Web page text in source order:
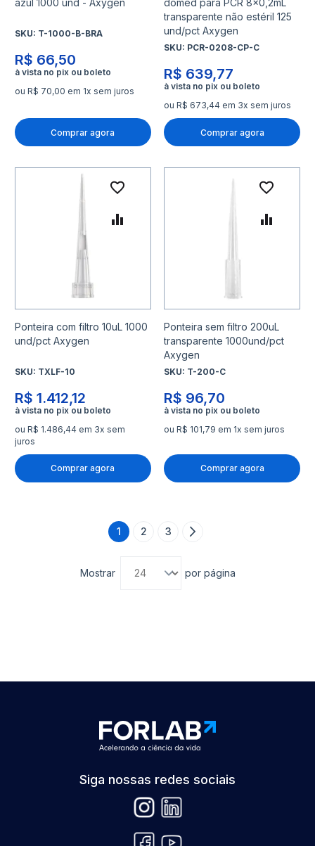
azul 1000 und - Axygen
SKU: T-1000-B-BRA
R$ 66,50
ou R$ 70,00 em 1x sem juros
Comprar agora
domed para PCR 8x0,2mL
transparente não estéril 125
und/pct Axygen
SKU: PCR-0208-CP-C
R$ 639,77
ou R$ 673,44 em 3x sem juros
Comprar agora
Ponteira com filtro 10uL 1000
und/pct Axygen
SKU: TXLF-10
R$ 1.412,12
ou R$ 1.486,44 em 3x sem
juros
Comprar agora
Adicionar à lista de
Adicionar para Comparar
Ponteira sem filtro 200uL
transparente 1000und/pct
Axygen
SKU: T-200-C
R$ 96,70
ou R$ 101,79 em 1x sem juros
Comprar agora
Página
1 Página
2 Página
3 Página
Próximo
Mostrar por página
Siga nossas redes sociais